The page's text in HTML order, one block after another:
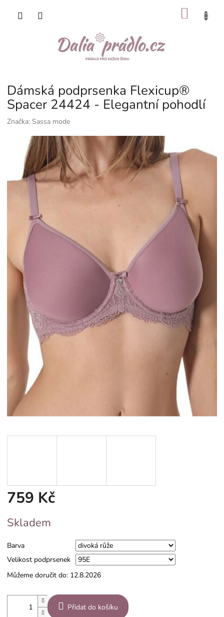
Dámská podprsenka Flexicup®
Spacer 24424 - Elegantní pohodlí
Značka: Sassa mode
759 Kč
cena:
Skladem
Barva
Velikost podprsenek
Můžeme doručit do: 12.8.2026
Přidat do košíku